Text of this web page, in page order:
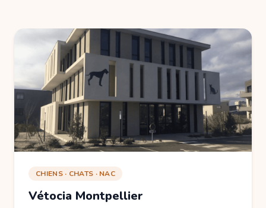
CHIENS · CHATS · NAC
Vétocia Montpellier